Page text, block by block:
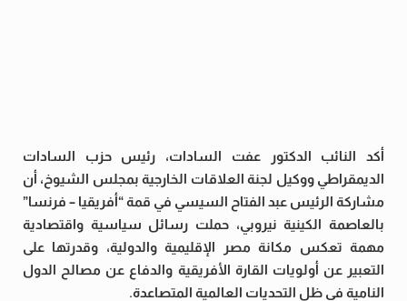
أكد النائب الدكتور عفت السادات، رئيس حزب السادات
الديمقراطي ووكيل لجنة العلاقات الخارجية بمجلس الشيوخ، أن
مشاركة الرئيس عبد الفتاح السيسي في قمة “أفريقيا – فرنسا”
بالعاصمة الكينية نيروبي، حملت رسائل سياسية واقتصادية
مهمة تعكس مكانة مصر الإقليمية والدولية، وقدرتها على
التعبير عن أولويات القارة الأفريقية والدفاع عن مصالح الدول
النامية في ظل التحديات العالمية المتصاعدة.